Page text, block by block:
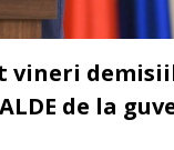
vineri
de la